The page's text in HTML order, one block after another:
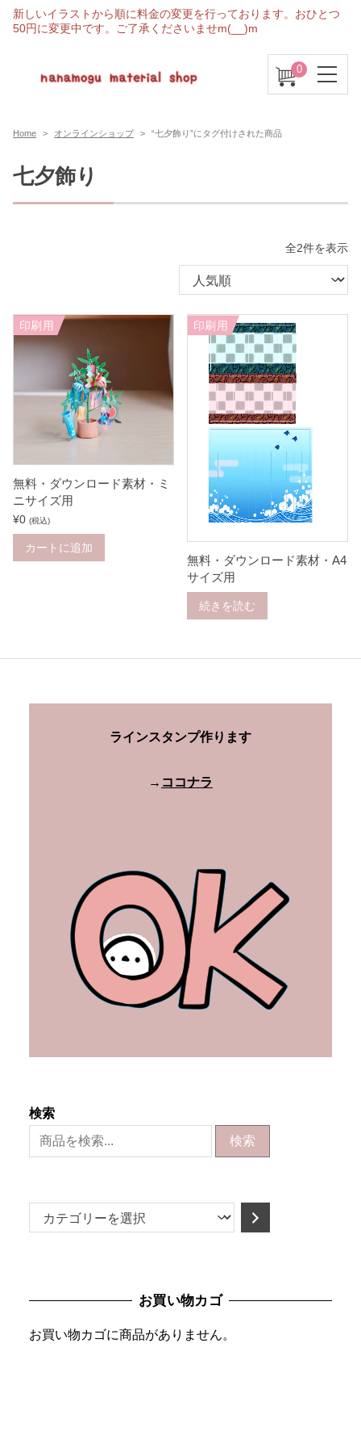
新しいイラストから順に料金の変更を行っております。おひとつ
50円に変更中です。ご了承くださいませm(__)m
0
Home オンラインショップ “七夕飾り”にタグ付けされた商品
七夕飾り
全2件を表示人
気
印刷用
無料・ダウンロード素材・ミ
ニサイズ用
¥0 (税込)
カートに追加
印刷用
無料・ダウンロード素材・A4
サイズ用
続きを読む
ラインスタンプ作ります
→ ココナラ
検索
検索
テ
ー
お買い物カゴ
お買い物カゴに商品がありません。